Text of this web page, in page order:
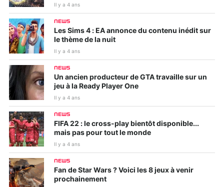
Il y a 4 ans
NEWS
Les Sims 4 : EA annonce du contenu inédit sur
le thème de la nuit
Il y a 4 ans
NEWS
Un ancien producteur de GTA travaille sur un
jeu à la Ready Player One
Il y a 4 ans
NEWS
FIFA 22 : le cross-play bientôt disponible...
mais pas pour tout le monde
Il y a 4 ans
NEWS
Fan de Star Wars ? Voici les 8 jeux à venir
prochainement